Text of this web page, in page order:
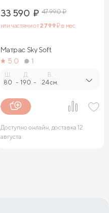
33 590 ₽ 47 990₽
или частями от2 799₽ в мес.
Матрас Sky Soft
5.0
1
Ш.
80 -
Д.
190 -
В.
24 см.
Доступно онлайн, доставка 12
августа